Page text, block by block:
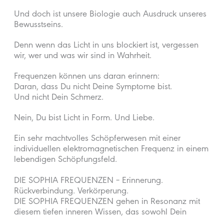
Und doch ist unsere Biologie auch Ausdruck unseres
Bewusstseins.
Denn wenn das Licht in uns blockiert ist, vergessen
wir, wer und was wir sind in Wahrheit.
Frequenzen können uns daran erinnern:
Daran, dass Du nicht Deine Symptome bist.
Und nicht Dein Schmerz.
Nein, Du bist Licht in Form. Und Liebe.
Ein sehr machtvolles Schöpferwesen mit einer
individuellen elektromagnetischen Frequenz in einem
lebendigen Schöpfungsfeld.
DIE SOPHIA FREQUENZEN – Erinnerung.
Rückverbindung. Verkörperung.
DIE SOPHIA FREQUENZEN gehen in Resonanz mit
diesem tiefen inneren Wissen, das sowohl Dein